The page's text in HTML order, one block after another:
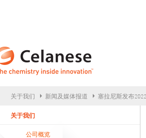
关于我们 新闻及媒体报道 塞拉尼斯发布
关于我们
公司概览